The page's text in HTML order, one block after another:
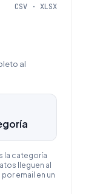
CSV · XLSX
al
la categoría
lleguen al
email en un